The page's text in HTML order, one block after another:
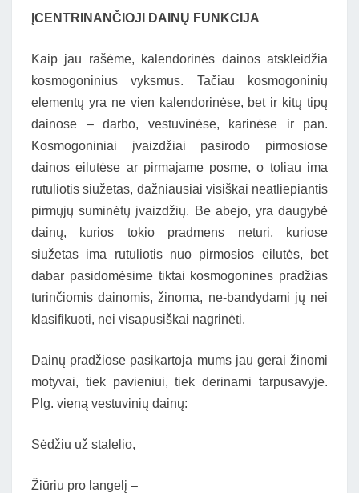
ĮCENTRINANČIOJI DAINŲ FUNKCIJA
Kaip jau rašėme, kalendorinės dainos atskleidžia
kosmogoninius vyksmus. Tačiau kosmogoninių
elementų yra ne vien kalendorinėse, bet ir kitų tipų
dainose – darbo, vestuvinėse, karinėse ir pan.
Kosmogoniniai įvaizdžiai pasirodo pirmosiose
dainos eilutėse ar pirmajame posme, o toliau ima
rutuliotis siužetas, dažniausiai visiškai neatliepiantis
pirmųjų suminėtų įvaizdžių. Be abejo, yra daugybė
dainų, kurios tokio pradmens neturi, kuriose
siužetas ima rutuliotis nuo pirmosios eilutės, bet
dabar pasidomėsime tiktai kosmogonines pradžias
turinčiomis dainomis, žinoma, ne-bandydami jų nei
klasifikuoti, nei visapusiškai nagrinėti.
Dainų pradžiose pasikartoja mums jau gerai žinomi
motyvai, tiek pavieniui, tiek derinami tarpusavyje.
Plg. vieną vestuvinių dainų:
Sėdžiu už stalelio,
Žiūriu pro langelį –